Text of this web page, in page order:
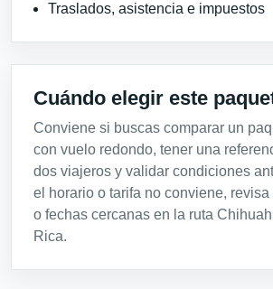
Traslados, asistencia e impuestos
Cuándo elegir este
Conviene si buscas comparar un
con vuelo redondo, tener una
dos viajeros y validar condiciones
el horario o tarifa no conviene,
o fechas cercanas en la ruta
Rica.